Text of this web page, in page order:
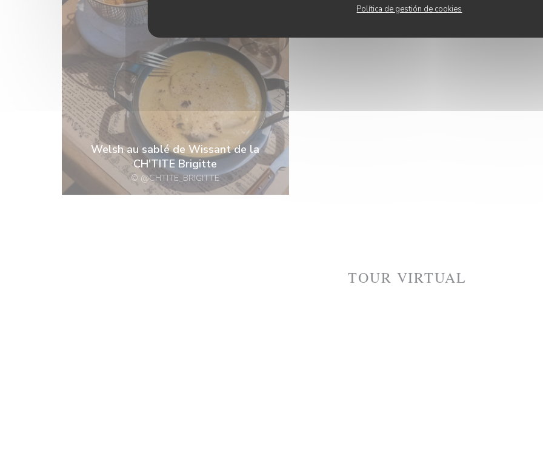
Política de gestión de cookies
Welsh au sablé de Wissant de la
CH'TITE Brigitte
© @CHTITE_BRIGITTE
TOUR VIRTUAL